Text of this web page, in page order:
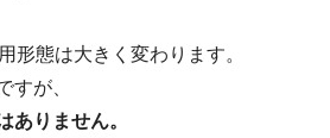
形態は大きく変わります。
すが、
ありません。